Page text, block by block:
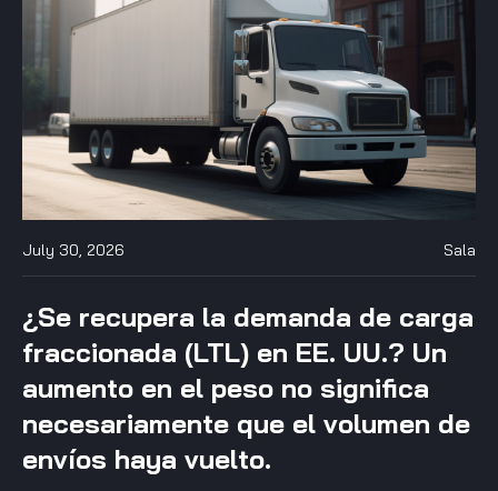
July 30, 2026 Sala
¿Se recupera la demanda de carga
fraccionada (LTL) en EE. UU.? Un
aumento en el peso no significa
necesariamente que el volumen de
envíos haya vuelto.